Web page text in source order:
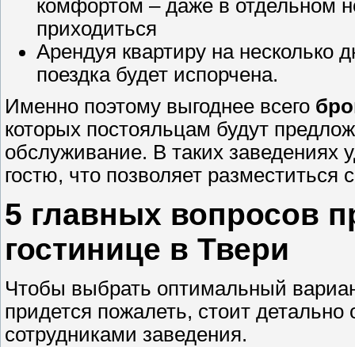
комфортом – даже в отдельном
приходиться
Арендуя квартиру на несколько
поездка будет испорчена.
Именно поэтому выгоднее всего
которых постояльцам будут
обслуживание. В таких заведениях
гостю, что позволяет
5 главных вопросов
гостинице в Твери
Чтобы выбрать оптимальный
придется пожалеть, стоит
сотрудниками заведения.